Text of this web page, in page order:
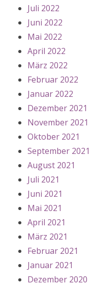
Juli 2022
Juni 2022
Mai 2022
April 2022
März 2022
Februar 2022
Januar 2022
Dezember 2021
November 2021
Oktober 2021
September 2021
August 2021
Juli 2021
Juni 2021
Mai 2021
April 2021
März 2021
Februar 2021
Januar 2021
Dezember 2020